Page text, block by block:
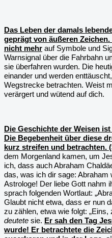
Das Leben der damals
geprägt von äußeren
nicht mehr auf Symbole und
Warnsignal über die Fahrbahn
sie überfahren wurden. Die
einander und werden
Wegstrecke betrachten. Weist
verärgert und wütend auf dich.
Die Geschichte der Weisen
Die Begebenheit über diese
kurz streifen und betrachten.
dem Morgenland kamen, um
ich, dass auch Abraham
das, was ich dir sage: Abraham
Astrologe! Der liebe Gott nahm
sprach folgenden Wortlaut:
Glaubt nicht etwa, dass er nun
zu zählen, etwa wie folgt: „Eins,
deutete sie. Er sah den Tag
wurde! Er betrachtete die